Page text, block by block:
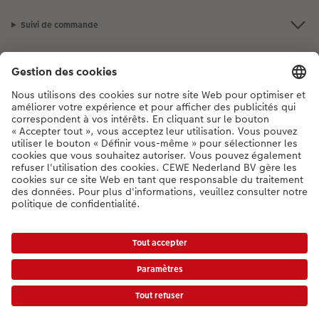
Suivi de commande
Informations légales
Assortiment
**Besoin d'aide ou d'un conseil pour créer votre produit ? 03 303 71 59
[Lu-Ve : 9:00 - 20:00h | Sa : 9.00 - 17:00h | Di : 12.00 - 16:00h]
FR|NL
* Les prix incluent la TVA, hors frais de livraison.Liste des prix
Protection des données